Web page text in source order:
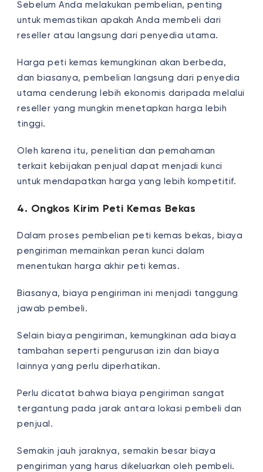
Sebelum Anda melakukan pembelian, penting
untuk memastikan apakah Anda membeli dari
reseller atau langsung dari penyedia utama.
Harga peti kemas kemungkinan akan berbeda,
dan biasanya, pembelian langsung dari penyedia
utama cenderung lebih ekonomis daripada melalui
reseller yang mungkin menetapkan harga lebih
tinggi.
Oleh karena itu, penelitian dan pemahaman
terkait kebijakan penjual dapat menjadi kunci
untuk mendapatkan harga yang lebih kompetitif.
4. Ongkos Kirim Peti Kemas Bekas
Dalam proses pembelian peti kemas bekas, biaya
pengiriman memainkan peran kunci dalam
menentukan harga akhir peti kemas.
Biasanya, biaya pengiriman ini menjadi tanggung
jawab pembeli.
Selain biaya pengiriman, kemungkinan ada biaya
tambahan seperti pengurusan izin dan biaya
lainnya yang perlu diperhatikan.
Perlu dicatat bahwa biaya pengiriman sangat
tergantung pada jarak antara lokasi pembeli dan
penjual.
Semakin jauh jaraknya, semakin besar biaya
pengiriman yang harus dikeluarkan oleh pembeli.